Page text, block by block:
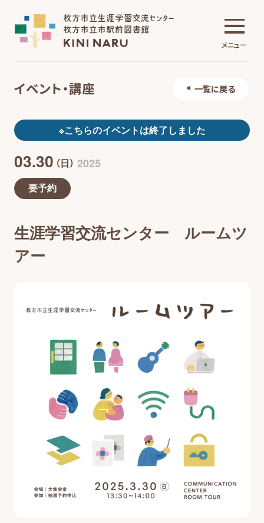
メニュー
市駅前図書館
お知らせ・広報誌
はじめまして!
一覧に戻る
イベント・講座
※こちらのイベントは終了しました
03.30 （日） 2025
要予約
生涯学習交流センター ルームツ
アー